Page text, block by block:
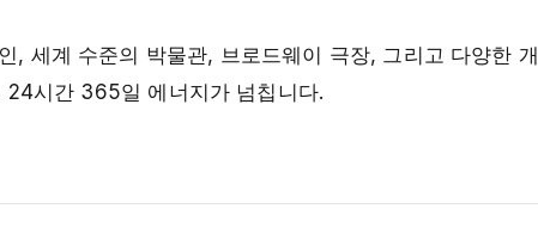
, 세계 수준의 박물관, 브로드웨이 극장, 그리고 다양한 개
시간 365일 에너지가 넘칩니다.